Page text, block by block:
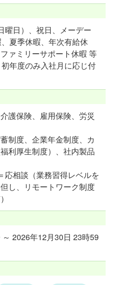
曜日）、祝日、メーデー
夏季休暇、年次有給休
ァミリーサポート休暇 等
年度のみ入社月に応じ付
護保険、雇用保険、労災
制度、企業年金制度、カ
利厚生制度）、社内製品
応相談（業務習得レベルを
し、リモートワーク制度
2026年12月30日 23時59